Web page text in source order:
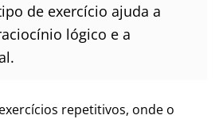
de exercício ajuda a
lógico e a
repetitivos, onde o